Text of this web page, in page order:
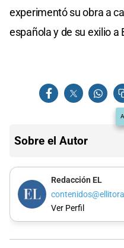
experimentó su obra a
española y de su exilio a
Sobre el Autor
Redacción EL
Ver Perfil